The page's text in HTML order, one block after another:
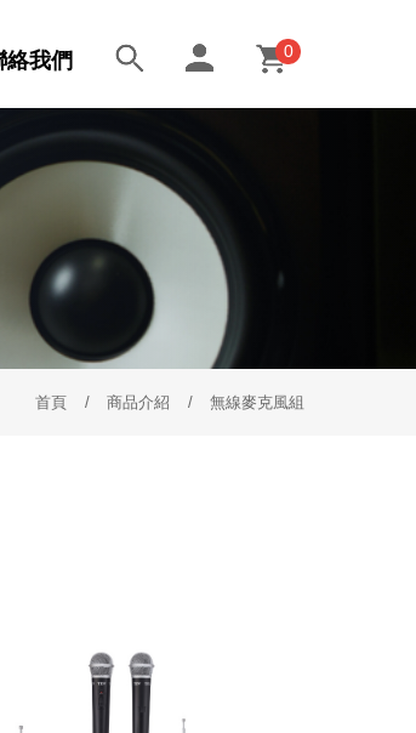
絡我們 0
首頁 商品介紹 無線麥克風組